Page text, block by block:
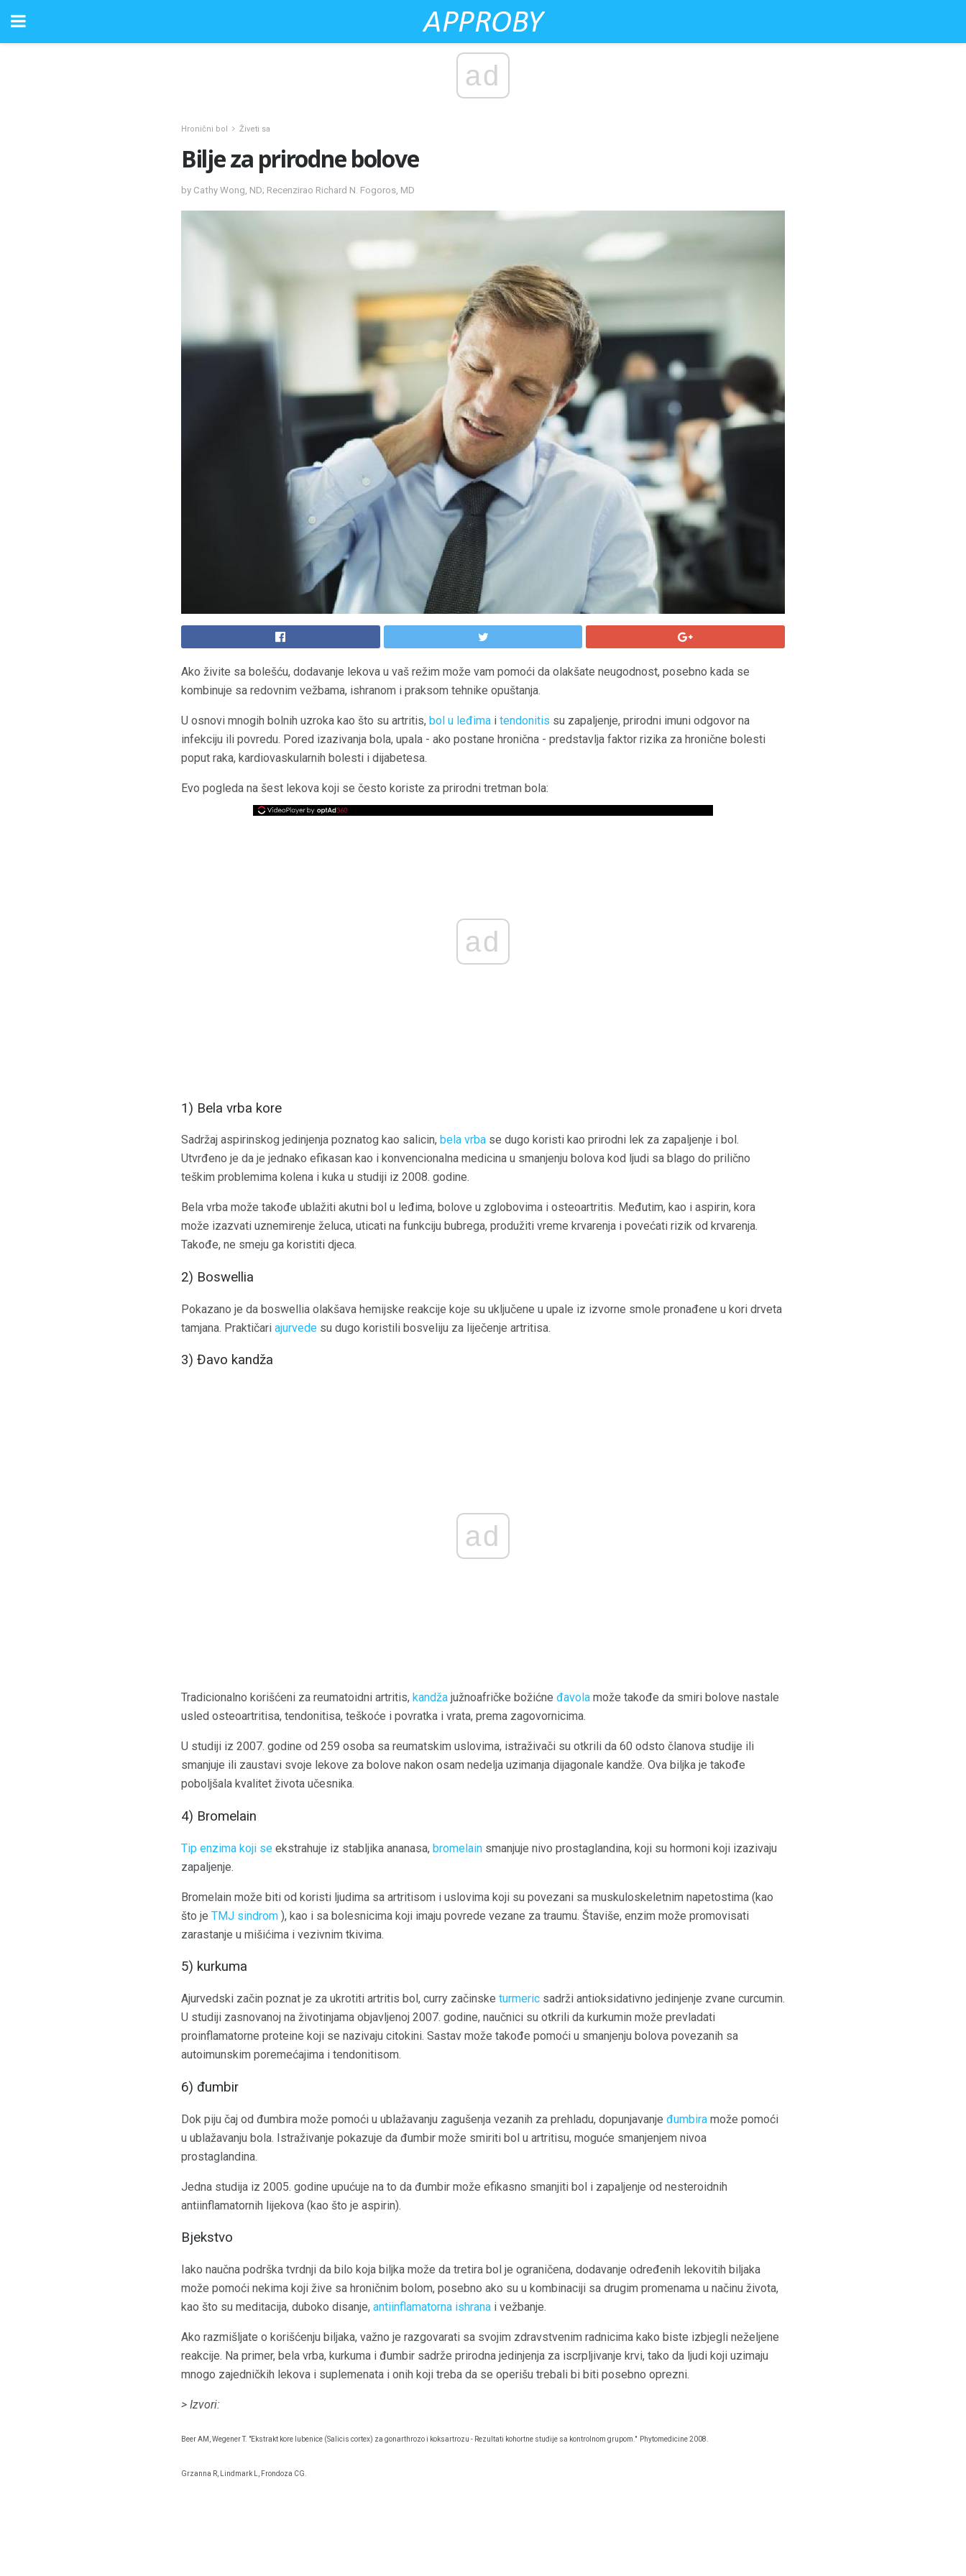
ad
Hronični bol Živeti sa
Bilje za prirodne bolove
by Cathy Wong, ND; Recenzirao Richard N. Fogoros, MD
Ako živite sa bolešću, dodavanje lekova u vaš režim može vam pomoći da olakšate neugodnost, posebno kada se
kombinuje sa redovnim vežbama, ishranom i praksom tehnike opuštanja.
U osnovi mnogih bolnih uzroka kao što su artritis, bol u leđima i tendonitis su zapaljenje, prirodni imuni odgovor na
infekciju ili povredu. Pored izazivanja bola, upala - ako postane hronična - predstavlja faktor rizika za hronične bolesti
poput raka, kardiovaskularnih bolesti i dijabetesa.
Evo pogleda na šest lekova koji se često koriste za prirodni tretman bola:
ad
1) Bela vrba kore
Sadržaj aspirinskog jedinjenja poznatog kao salicin, bela vrba se dugo koristi kao prirodni lek za zapaljenje i bol.
Utvrđeno je da je jednako efikasan kao i konvencionalna medicina u smanjenju bolova kod ljudi sa blago do prilično
teškim problemima kolena i kuka u studiji iz 2008. godine.
Bela vrba može takođe ublažiti akutni bol u leđima, bolove u zglobovima i osteoartritis. Međutim, kao i aspirin, kora
može izazvati uznemirenje želuca, uticati na funkciju bubrega, produžiti vreme krvarenja i povećati rizik od krvarenja.
Takođe, ne smeju ga koristiti djeca.
2) Boswellia
Pokazano je da boswellia olakšava hemijske reakcije koje su uključene u upale iz izvorne smole pronađene u kori drveta
tamjana. Praktičari ajurvede su dugo koristili bosveliju za liječenje artritisa.
3) Đavo kandža
ad
Tradicionalno korišćeni za reumatoidni artritis, kandža južnoafričke božićne đavola može takođe da smiri bolove nastale
usled osteoartritisa, tendonitisa, teškoće i povratka i vrata, prema zagovornicima.
U studiji iz 2007. godine od 259 osoba sa reumatskim uslovima, istraživači su otkrili da 60 odsto članova studije ili
smanjuje ili zaustavi svoje lekove za bolove nakon osam nedelja uzimanja dijagonale kandže. Ova biljka je takođe
poboljšala kvalitet života učesnika.
4) Bromelain
Tip enzima koji se ekstrahuje iz stabljika ananasa, bromelain smanjuje nivo prostaglandina, koji su hormoni koji izazivaju
zapaljenje.
Bromelain može biti od koristi ljudima sa artritisom i uslovima koji su povezani sa muskuloskeletnim napetostima (kao
što je TMJ sindrom ), kao i sa bolesnicima koji imaju povrede vezane za traumu. Štaviše, enzim može promovisati
zarastanje u mišićima i vezivnim tkivima.
5) kurkuma
Ajurvedski začin poznat je za ukrotiti artritis bol, curry začinske turmeric sadrži antioksidativno jedinjenje zvane curcumin.
U studiji zasnovanoj na životinjama objavljenoj 2007. godine, naučnici su otkrili da kurkumin može prevladati
proinflamatorne proteine ​​koji se nazivaju citokini. Sastav može takođe pomoći u smanjenju bolova povezanih sa
autoimunskim poremećajima i tendonitisom.
6) đumbir
Dok piju čaj od đumbira može pomoći u ublažavanju zagušenja vezanih za prehladu, dopunjavanje đumbira može pomoći
u ublažavanju bola. Istraživanje pokazuje da đumbir može smiriti bol u artritisu, moguće smanjenjem nivoa
prostaglandina.
Jedna studija iz 2005. godine upućuje na to da đumbir može efikasno smanjiti bol i zapaljenje od nesteroidnih
antiinflamatornih lijekova (kao što je aspirin).
Bjekstvo
Iako naučna podrška tvrdnji da bilo koja biljka može da tretira bol je ograničena, dodavanje određenih lekovitih biljaka
može pomoći nekima koji žive sa hroničnim bolom, posebno ako su u kombinaciji sa drugim promenama u načinu života,
kao što su meditacija, duboko disanje, antiinflamatorna ishrana i vežbanje.
Ako razmišljate o korišćenju biljaka, važno je razgovarati sa svojim zdravstvenim radnicima kako biste izbjegli neželjene
reakcije. Na primer, bela vrba, kurkuma i đumbir sadrže prirodna jedinjenja za iscrpljivanje krvi, tako da ljudi koji uzimaju
mnogo zajedničkih lekova i suplemenata i onih koji treba da se operišu trebali bi biti posebno oprezni.
> Izvori:
Beer AM, Wegener T. "Ekstrakt kore lubenice (Salicis cortex) za gonarthrozo i koksartrozu - Rezultati kohortne studije sa kontrolnom grupom." Phytomedicine 2008.
Grzanna R, Lindmark L, Frondoza CG.